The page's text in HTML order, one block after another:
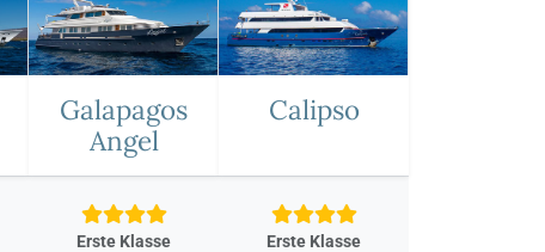
Galapagos
Angel
Calipso
Erste Klasse Erste Klasse